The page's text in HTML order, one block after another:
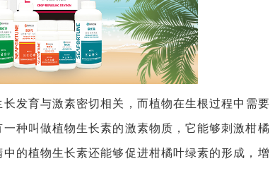
长发育与激素密切相关，而植物在生根过程中需要
种叫做植物生长素的激素物质，它能够刺激柑橘
的植物生长素还能够促进柑橘叶绿素的形成，增